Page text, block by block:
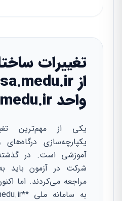
تغییرات
واحد my.medu.ir
یکپارچه‌سازی
آموزشی است. در
مراجعه می‌کردند. اما